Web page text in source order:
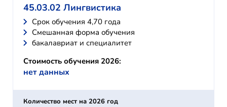
45.03.02 Лингвистика
Cрок обучения 4,70 года
Смешанная форма обучения
бакалавриат и специалитет
Стоимость обучения 2026:
нет данных
Количество мест на 2026 год